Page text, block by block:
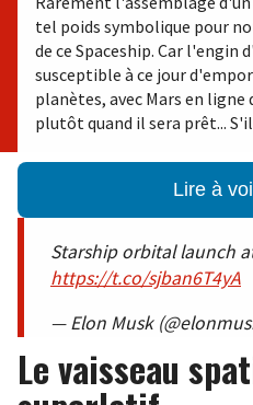
tel poids symbolique pour
de ce Spaceship. Car l'engin
susceptible à ce jour
planètes, avec Mars en
plutôt quand il sera prêt...
Lire à
Starship orbital launch
https://t.co/sjban6T4yA
— Elon Musk
Le vaisseau